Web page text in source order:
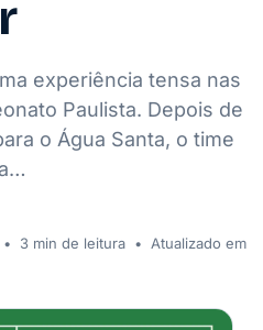
experiência tensa nas
Paulista. Depois de
o Água Santa, o time
• 3 min de leitura •
Atualizado em